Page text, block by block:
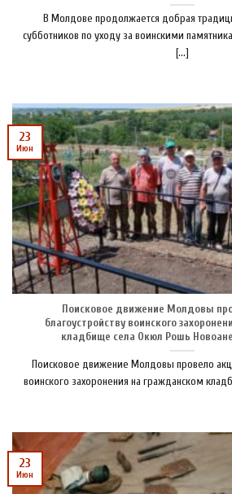
В Молдове продолжается добрая
субботников по уходу за воинскими
[...]
Поисковое движение Молдовы
благоустройству воинского
кладбище села Окюл Рошь
Поисковое движение Молдовы провело
воинского захоронения на гражданском
23
Июн
23
Июн